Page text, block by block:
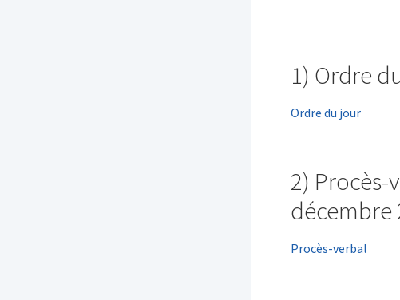
1) Ordre
Ordre du jour
2) Procès-
décembre
Procès-verbal